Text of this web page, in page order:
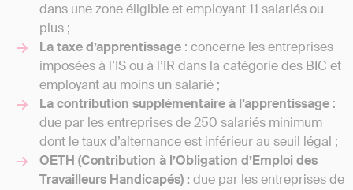
dans une zone éligible et employant 11 salariés ou
plus ;
La taxe d’apprentissage : concerne les entreprises
imposées à l’IS ou à l’IR dans la catégorie des BIC et
employant au moins un salarié ;
La contribution supplémentaire à l’apprentissage :
due par les entreprises de 250 salariés minimum
dont le taux d’alternance est inférieur au seuil légal ;
OETH (Contribution à l’Obligation d’Emploi des
Travailleurs Handicapés) : due par les entreprises de